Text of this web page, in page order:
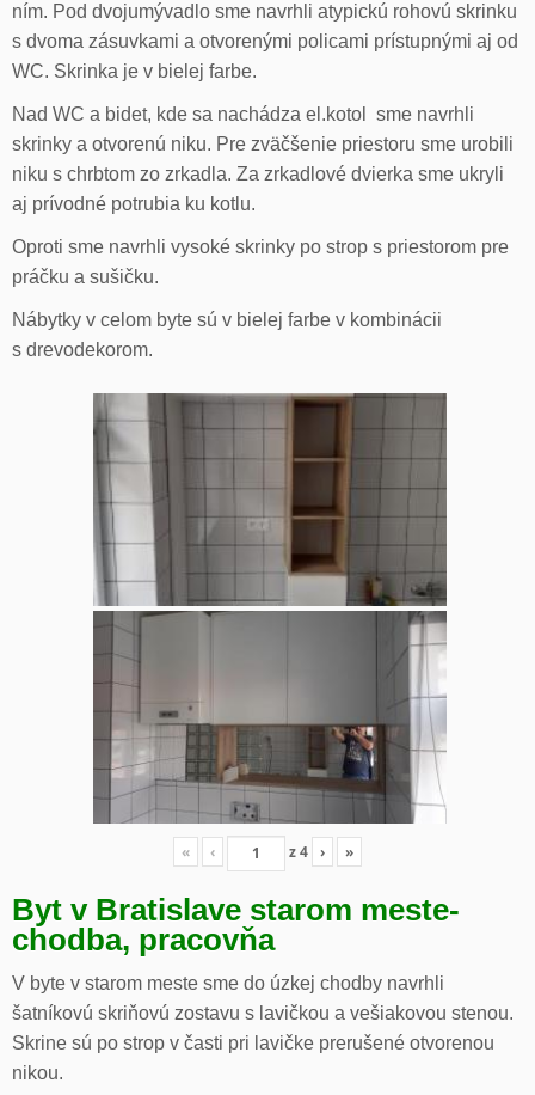
ním. Pod dvojumývadlo sme navrhli atypickú rohovú skrinku
s dvoma zásuvkami a otvorenými policami prístupnými aj od
WC. Skrinka je v bielej farbe.
Nad WC a bidet, kde sa nachádza el.kotol sme navrhli
skrinky a otvorenú niku. Pre zväčšenie priestoru sme urobili
niku s chrbtom zo zrkadla. Za zrkadlové dvierka sme ukryli
aj prívodné potrubia ku kotlu.
Oproti sme navrhli vysoké skrinky po strop s priestorom pre
práčku a sušičku.
Nábytky v celom byte sú v bielej farbe v kombinácii
s drevodekorom.
« ‹ z4 › »
Byt v Bratislave starom meste-
chodba, pracovňa
V byte v starom meste sme do úzkej chodby navrhli
šatníkovú skriňovú zostavu s lavičkou a vešiakovou stenou.
Skrine sú po strop v časti pri lavičke prerušené otvorenou
nikou.